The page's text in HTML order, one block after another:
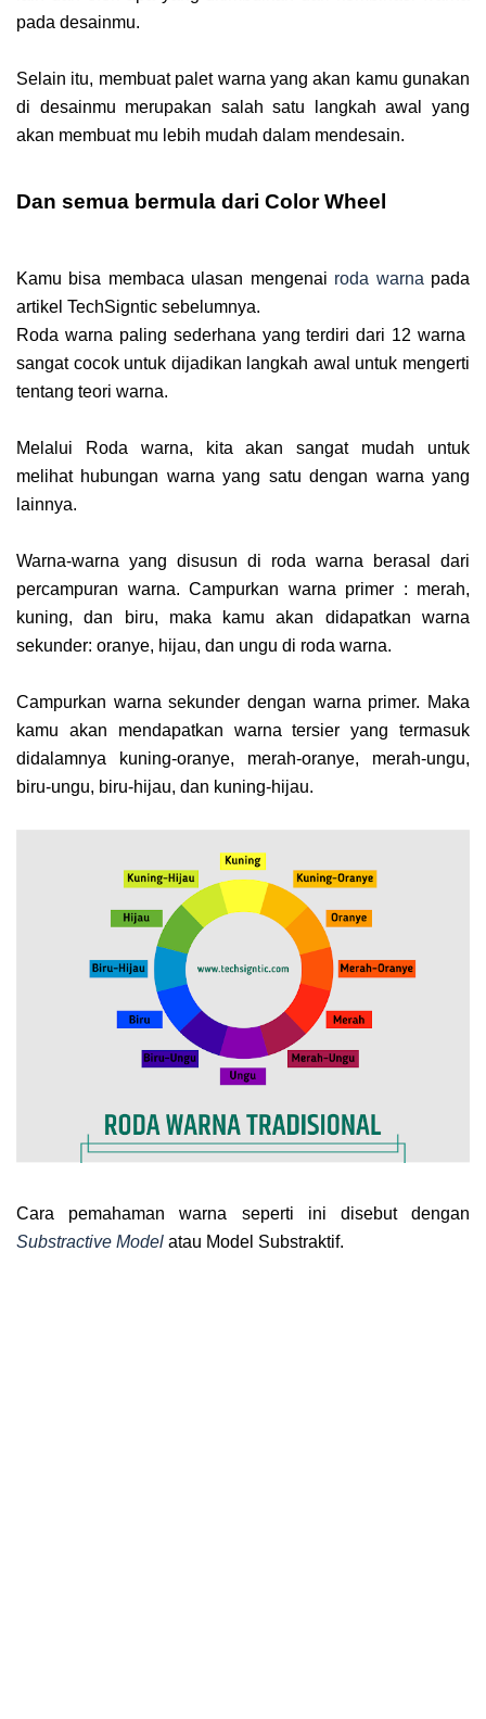
pada desainmu.
Selain itu, membuat palet warna yang akan kamu gunakan
di desainmu merupakan salah satu langkah awal yang
akan membuat mu lebih mudah dalam mendesain.
Dan semua bermula dari Color Wheel
Kamu bisa membaca ulasan mengenai roda warna pada
artikel TechSigntic sebelumnya.
Roda warna paling sederhana yang terdiri dari 12 warna
sangat cocok untuk dijadikan langkah awal untuk mengerti
tentang teori warna.
Melalui Roda warna, kita akan sangat mudah untuk
melihat hubungan warna yang satu dengan warna yang
lainnya.
Warna-warna yang disusun di roda warna berasal dari
percampuran warna. Campurkan warna primer : merah,
kuning, dan biru, maka kamu akan didapatkan warna
sekunder: oranye, hijau, dan ungu di roda warna.
Campurkan warna sekunder dengan warna primer. Maka
kamu akan mendapatkan warna tersier yang termasuk
didalamnya kuning-oranye, merah-oranye, merah-ungu,
biru-ungu, biru-hijau, dan kuning-hijau.
Cara pemahaman warna seperti ini disebut dengan
Substractive Model atau Model Substraktif.